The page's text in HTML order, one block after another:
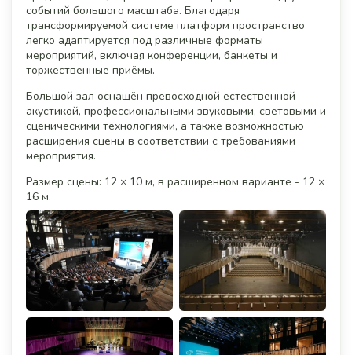
событий большого масштаба. Благодаря
трансформируемой системе платформ пространство
легко адаптируется под различные форматы
мероприятий, включая конференции, банкеты и
торжественные приёмы.
Большой зал оснащён превосходной естественной
акустикой, профессиональными звуковыми, световыми и
сценическими технологиями, а также возможностью
расширения сцены в соответствии с требованиями
мероприятия.
Размер сцены: 12 × 10 м, в расширенном варианте - 12 ×
16 м.